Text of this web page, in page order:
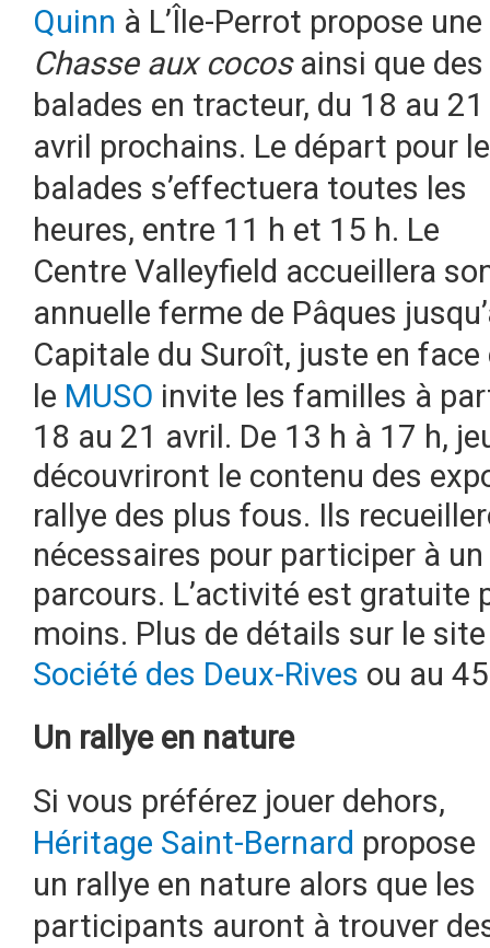
Quinn à L’Île-Perrot propose une
Chasse aux cocosainsi que des
balades en tracteur, du 18 au 21
avril prochains. Le départ pour
balades s’effectuera toutes les
heures, entre 11 h et 15 h. Le
Centre Valleyfield accueillera
annuelle ferme de Pâques
Capitale du Suroît, juste en
le MUSO invite les familles à
18 au 21 avril . De 13 h à 17 h,
découvriront le contenu des
rallye des plus fous. Ils
nécessaires pour participer à
parcours. L’activité est gratuite
moins. Plus de détails sur le
Société des Deux-Rives ou au
Un rallye en nature
Si vous préférez jouer dehors,
Héritage Saint-Bernard propose
un rallye en nature alors que les
participants auront à trouver